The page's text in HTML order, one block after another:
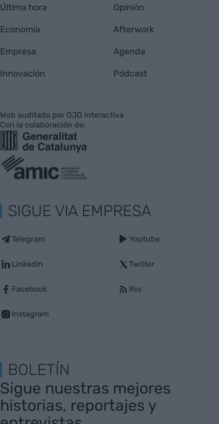
Última hora
Economía
Empresa
Innovación
Opinión
Afterwork
Agenda
Pódcast
Web auditado por OJD interactiva
Con la colaboración de:
SIGUE VIA EMPRESA
Telegram
Linkedin
Facebook
Instagram
Youtube
Twitter
Rss
BOLETÍN
Sigue nuestras mejores
historias, reportajes y